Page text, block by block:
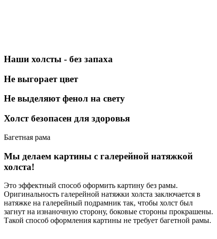
Наши холсты - без запаха
Не выгорает цвет
Не выделяют фенол на свету
Холст безопасен для здоровья
Багетная рама
Мы делаем картины с галерейной натяжкой
холста!
Это эффектный способ оформить картину без рамы.
Оригинальность галерейной натяжки холста заключается в
натяжке на галерейный подрамник так, чтобы холст был
загнут на изнаночную сторону, боковые стороны прокрашены.
Такой способ оформления картины не требует багетной рамы.